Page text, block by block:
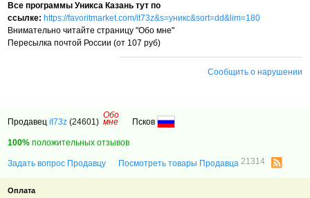
Все программы Уникса Казань тут по
ссылке: https://favoritmarket.com/it73z&s=уникс&sort=dd&lim=180
Внимательно читайте страницу "Обо мне"
Пересылка почтой России (от 107 руб)
Сообщить о нарушении
Продавецit73z (24601)
Обо
мне Псков
100% положительных отзывов
Задать вопрос Продавцу Посмотреть товары Продавца21314
Оплата